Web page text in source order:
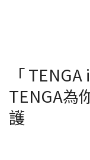
「
TENGA為
護